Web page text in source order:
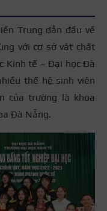
Trung dẫn đầu về
với cơ sở vật chất
Kinh tế – Đại học Đà
thế hệ sinh viên
của trường là khoa
Đà Nẵng.